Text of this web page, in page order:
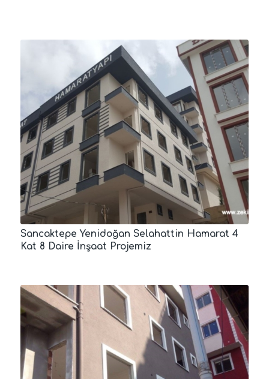
Sancaktepe Yenidoğan Selahattin Hamarat 4
Kat 8 Daire İnşaat Projemiz